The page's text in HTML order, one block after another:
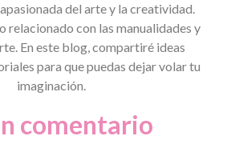
del arte y la creatividad.
relacionado con las manualidades y
En este blog, compartiré ideas
para que puedas dejar volar tu
imaginación.
comentario